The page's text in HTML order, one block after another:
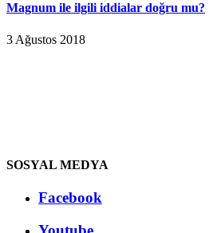
Magnum ile ilgili iddialar doğru mu?
3 Ağustos 2018
SOSYAL MEDYA
Facebook